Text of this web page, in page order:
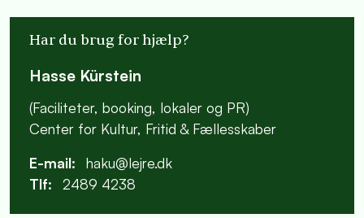
Har du brug for hjælp?
Hasse Kürstein
(Faciliteter, booking, lokaler og PR)
Center for Kultur, Fritid & Fællesskaber
E-mail:
haku@lejre.dk
Tlf:
2489 4238